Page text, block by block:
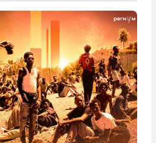
прием мигрантов...